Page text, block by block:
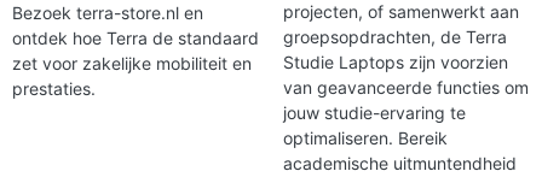
Bezoek terra-store.nl en
ontdek hoe Terra de standaard
zet voor zakelijke mobiliteit en
prestaties.
projecten, of samenwerkt aan
groepsopdrachten, de Terra
Studie Laptops zijn voorzien
van geavanceerde functies om
jouw studie-ervaring te
optimaliseren. Bereik
academische uitmuntendheid